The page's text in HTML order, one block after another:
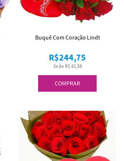
COMPRAR
3x de R$ 81,58
R$244,75
Buquê Com Coração Lindt